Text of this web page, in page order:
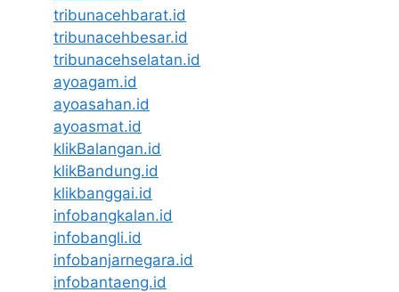
tribunacehbarat.id
tribunacehbesar.id
tribunacehselatan.id
ayoagam.id
ayoasahan.id
ayoasmat.id
klikBalangan.id
klikBandung.id
klikbanggai.id
infobangkalan.id
infobangli.id
infobanjarnegara.id
infobantaeng.id